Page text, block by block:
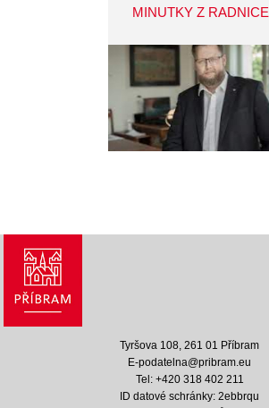
MINUTKY Z RADNICE
Tyršova 108, 261 01 Příbram
E-podatelna@pribram.eu
Tel: +420 318 402 211
ID datové schránky: 2ebbrqu